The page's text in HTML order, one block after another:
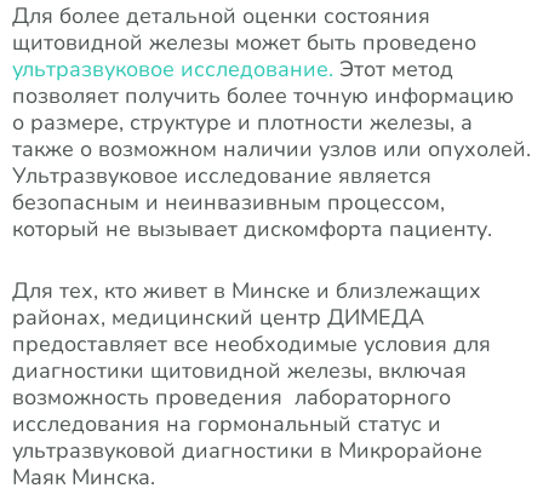
Для более детальной оценки состояния
щитовидной железы может быть проведено
ультразвуковое исследование. Этот метод
позволяет получить более точную информацию
о размере, структуре и плотности железы, а
также о возможном наличии узлов или опухолей.
Ультразвуковое исследование является
безопасным и неинвазивным процессом,
который не вызывает дискомфорта пациенту.
Для тех, кто живет в Минске и близлежащих
районах, медицинский центр ДИМЕДА
предоставляет все необходимые условия для
диагностики щитовидной железы, включая
возможность проведения лабораторного
исследования на гормональный статус и
ультразвуковой диагностики в Микрорайоне
Маяк Минска.